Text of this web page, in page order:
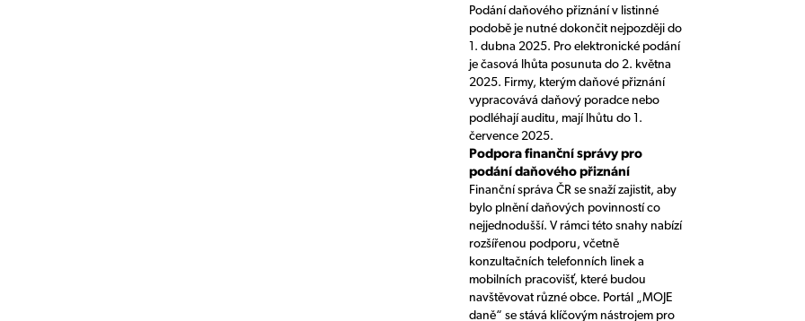
Podání daňového přiznání v listinné
podobě je nutné dokončit nejpozději do
1. dubna 2025. Pro elektronické podání
je časová lhůta posunuta do 2. května
2025. Firmy, kterým daňové přiznání
vypracovává daňový poradce nebo
podléhají auditu, mají lhůtu do 1.
července 2025.
Podpora finanční správy pro
podání daňového přiznání
Finanční správa ČR se snaží zajistit, aby
bylo plnění daňových povinností co
nejjednodušší. V rámci této snahy nabízí
rozšířenou podporu, včetně
konzultačních telefonních linek a
mobilních pracovišť, které budou
navštěvovat různé obce. Portál „MOJE
daně“ se stává klíčovým nástrojem pro